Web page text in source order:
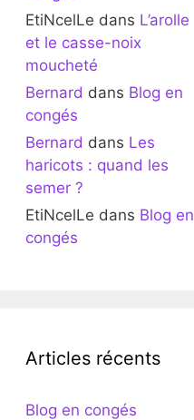
EtiNcelLe dans L’arolle
et le casse-noix
moucheté
Bernard dans Blog en
congés
Bernard dans Les
haricots : quand les
semer ?
EtiNcelLe dans Blog en
congés
Articles récents
Blog en congés